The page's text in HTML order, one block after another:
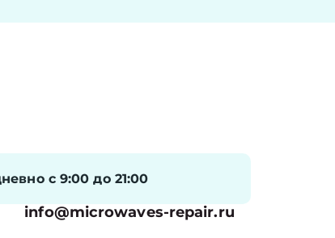
с 9:00 до 21:00
info@microwaves-repair.ru